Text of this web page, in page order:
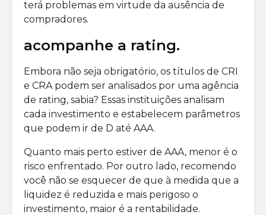
terá problemas em virtude da ausência de
compradores.
acompanhe a rating.
Embora não seja obrigatório, os títulos de CRI
e CRA podem ser analisados por uma agência
de rating, sabia? Essas instituições analisam
cada investimento e estabelecem parâmetros
que podem ir de D até AAA.
Quanto mais perto estiver de AAA, menor é o
risco enfrentado. Por outro lado, recomendo
você não se esquecer de que à medida que a
liquidez é reduzida e mais perigoso o
investimento, maior é a rentabilidade.